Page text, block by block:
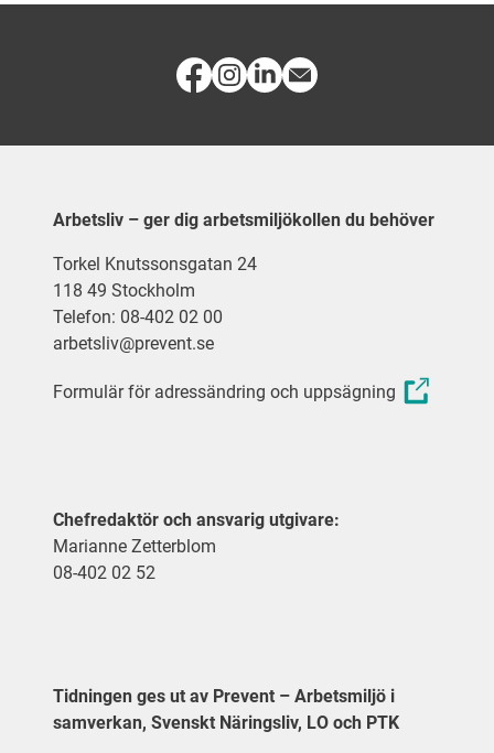
Arbetsliv – ger dig arbetsmiljökollen du behöver
Torkel Knutssonsgatan 24
118 49 Stockholm
Telefon: 08-402 02 00
arbetsliv@prevent.se
Formulär för adressändring och uppsägning
Chefredaktör och ansvarig utgivare:
Marianne Zetterblom
08-402 02 52
Tidningen ges ut av Prevent – Arbetsmiljö i
samverkan, Svenskt Näringsliv, LO och PTK